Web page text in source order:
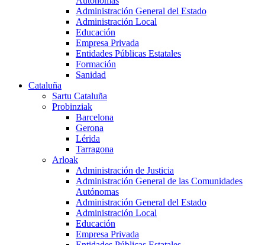
Administración General del Estado
Administración Local
Educación
Empresa Privada
Entidades Públicas Estatales
Formación
Sanidad
Cataluña
Sartu Cataluña
Probinziak
Barcelona
Gerona
Lérida
Tarragona
Arloak
Administración de Justicia
Administración General de las Comunidades
Autónomas
Administración General del Estado
Administración Local
Educación
Empresa Privada